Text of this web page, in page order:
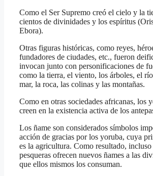
Como el Ser Supremo creó el cielo y la
cientos de divinidades y los espíritus
Ebora).
Otras figuras históricas, como reyes,
fundadores de ciudades, etc., fueron
invocan junto con personificaciones de
como la tierra, el viento, los árboles, el
mar, la roca, las colinas y las montañas.
Como en otras sociedades africanas, los
creen en la existencia activa de los
Los ñame son considerados símbolos
acción de gracias por los yoruba, cuya
es la agricultura. Como resultado,
pesqueras ofrecen nuevos ñames a las
que ellos mismos los consuman.